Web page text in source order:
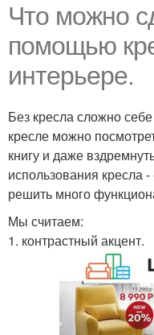
Что можно
помощью
интерьере.
Без кресла сложно
кресле можно
книгу и даже
использования кресла
решить много
Мы считаем:
1. контрастный акцент.